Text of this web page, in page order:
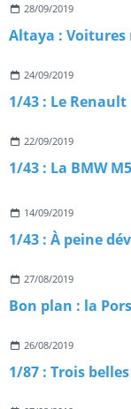
28/09/2019
24/09/2019
22/09/2019
14/09/2019
27/08/2019
26/08/2019
1/87 : Trois